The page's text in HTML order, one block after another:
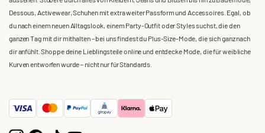
Dessous, Activewear, Schuhen mit extra weiter Passform und Accessoires. Egal, ob
du nach einem neuen Alltagslook, einem Party-Outfit oder Styles suchst, die den
ganzen Tag mit dir mithalten – bei uns findest du Plus-Size-Mode, die sich ganz nach
dir anfühlt. Shoppe deine Lieblingsteile online und entdecke Mode, die für weibliche
Kurven entworfen wurde – nicht nur für Standards.